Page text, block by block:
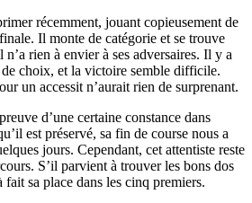
récemment, jouant copieusement de
Il monte de catégorie et se trouve
rien à envier à ses adversaires. Il y a
choix, et la victoire semble difficile.
un accessit n’aurait rien de surprenant.
d’une certaine constance dans
est préservé, sa fin de course nous a
jours. Cependant, cet attentiste reste
S’il parvient à trouver les bons dos
sa place dans les cinq premiers.